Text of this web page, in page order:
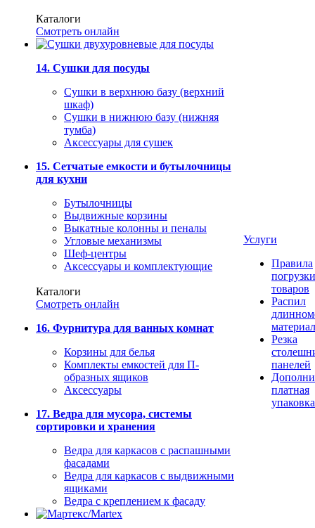
Каталоги
Смотреть онлайн
14. Сушки для посуды
Сушки в верхнюю базу (верхний
шкаф)
Сушки в нижнюю базу (нижняя
тумба)
Аксессуары для сушек
15. Сетчатые емкости и бутылочницы
для кухни
Бутылочницы
Выдвижные корзины
Выкатные колонны и пеналы
Угловые механизмы
Шеф-центры
Аксессуары и комплектующие
Каталоги
Смотреть онлайн
16. Фурнитура для ванных комнат
Корзины для белья
Комплекты емкостей для П-
образных ящиков
Аксессуары
17. Ведра для мусора, системы
сортировки и хранения
Ведра для каркасов с распашными
фасадами
Ведра для каркасов с выдвижными
ящиками
Ведра с креплением к фасаду
Услуги
Правила
погрузки
товаров
Распил
Резка
панелей
платная
упаковка